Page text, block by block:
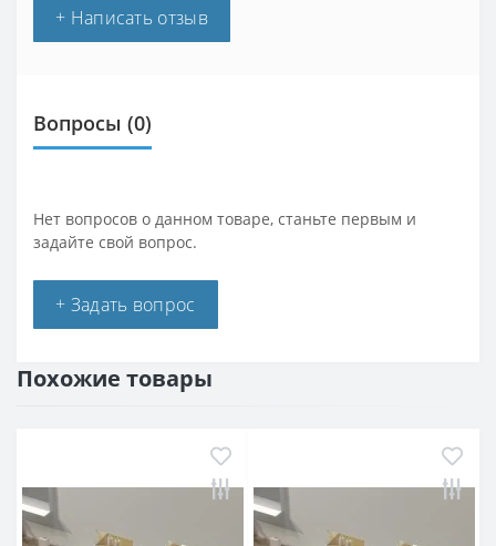
+ Написать отзыв
Вопросы (0)
Нет вопросов о данном товаре, станьте первым и
задайте свой вопрос.
+ Задать вопрос
Похожие товары